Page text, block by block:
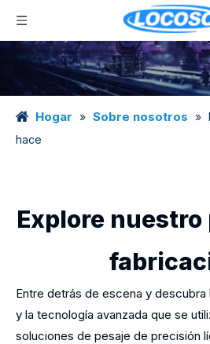
Hogar » Sobre nosotros »
hace
Explore nuestro
Entre detrás de escena y descubra
y la tecnología avanzada que se
soluciones de pesaje de precisión